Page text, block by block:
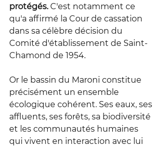
protégés. C'est notamment ce
qu'a affirmé la Cour de cassation
dans sa célèbre décision du
Comité d'établissement de Saint-
Chamond de 1954.
Or le bassin du Maroni constitue
précisément un ensemble
écologique cohérent. Ses eaux, ses
affluents, ses forêts, sa biodiversité
et les communautés humaines
qui vivent en interaction avec lui